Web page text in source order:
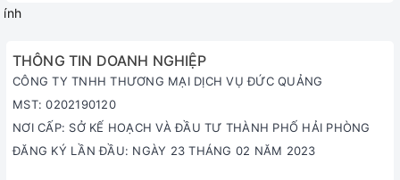
ính
THÔNG TIN DOANH NGHIỆP
CÔNG TY TNHH THƯƠNG MẠI DỊCH VỤ ĐỨC QUẢNG
MST: 0202190120
NƠI CẤP: SỞ KẾ HOẠCH VÀ ĐẦU TƯ THÀNH PHỐ HẢI PHÒNG
ĐĂNG KÝ LẦN ĐẦU: NGÀY 23 THÁNG 02 NĂM 2023